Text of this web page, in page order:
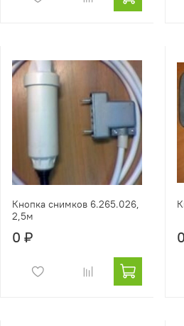
Кнопка снимков 6.265.026,
2,5м
0 ₽